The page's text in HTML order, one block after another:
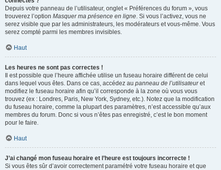
Depuis votre panneau de l’utilisateur, onglet « Préférences du forum », vous
trouverez l’option Masquer ma présence en ligne. Si vous l’activez, vous ne
serez visible que par les administrateurs, les modérateurs et vous-même. Vous
serez compté parmi les membres invisibles.
Haut
Les heures ne sont pas correctes !
Il est possible que l’heure affichée utilise un fuseau horaire différent de celui
dans lequel vous êtes. Dans ce cas, accédez au panneau de l’utilisateuret
modifiez le fuseau horaire afin qu’il corresponde à la zone où vous vous
trouvez (ex : Londres, Paris, New York, Sydney, etc.). Notez que la modification
du fuseau horaire, comme la plupart des paramètres, n’est accessible qu’aux
membres du forum. Donc si vous n’êtes pas enregistré, c’est le bon moment
pour le faire.
Haut
J’ai changé mon fuseau horaire et l’heure est toujours incorrecte !
Si vous êtes sûr d’avoir correctement paramétré votre fuseau horaire et que